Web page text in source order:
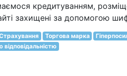
кредитуванням,
захищені за допомогою
Торгова марка